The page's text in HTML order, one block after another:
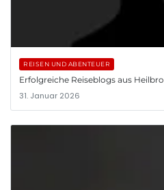
REISEN UND ABENTEUER
Erfolgreiche Reiseblogs aus
31. Januar 2026